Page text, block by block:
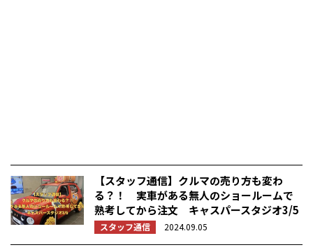
【スタッフ通信】クルマの売り方も変わ
る？！ 実車がある無人のショールームで
熟考してから注文 キャスパースタジオ3/5
スタッフ通信 2024.09.05